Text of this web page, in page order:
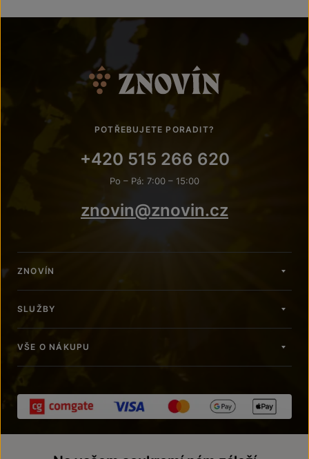
POTŘEBUJETE PORADIT?
+420 515 266 620
Po – Pá: 7:00 – 15:00
znovin@znovin.cz
ZNOVÍN
SLUŽBY
VŠE O NÁKUPU